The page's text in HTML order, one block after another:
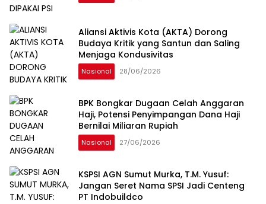
Aliansi Aktivis Kota (AKTA) Dorong
Budaya Kritik yang Santun dan Saling
Menjaga Kondusivitas
Nasional 28/06/2026
BPK Bongkar Dugaan Celah Anggaran
Haji, Potensi Penyimpangan Dana Haji
Bernilai Miliaran Rupiah
Nasional 27/06/2026
KSPSI AGN Sumut Murka, T.M. Yusuf:
Jangan Seret Nama SPSI Jadi Centeng
PT Indobuildco